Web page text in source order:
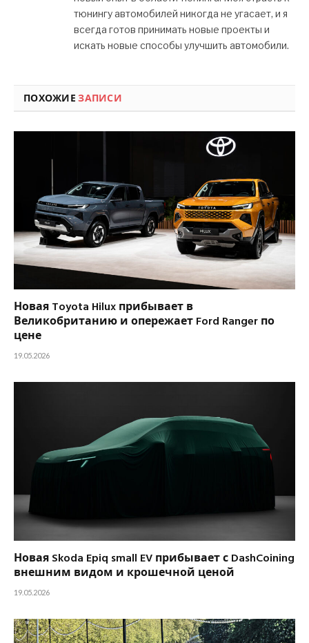
тюнингу автомобилей никогда не угасает, и я
всегда готов принимать новые проекты и
искать новые способы улучшить автомобили.
ПОХОЖИЕЗАПИСИ
Новая Toyota Hilux прибывает в
Великобританию и опережает Ford Ranger по
цене
19.05.2026
Новая Skoda Epiq small EV прибывает с DashCoining
внешним видом и крошечной ценой
19.05.2026